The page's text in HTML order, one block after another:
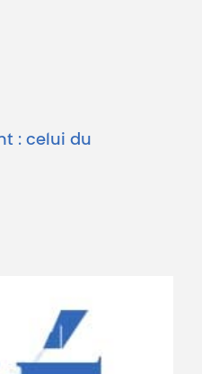
: celui du